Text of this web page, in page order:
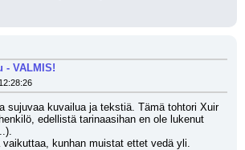
- VALMIS!
sujuvaa kuvailua ja tekstiä. Tämä tohtori Xuir
edellistä tarinaasihan en ole lukenut
vaikuttaa, kunhan muistat ettet vedä yli.